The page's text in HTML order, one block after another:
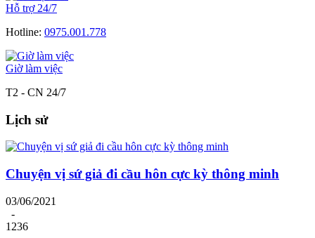
Hỗ trợ 24/7
Hotline: 0975.001.778
Giờ làm việc
T2 - CN 24/7
Lịch sử
Chuyện vị sứ giả đi cầu hôn cực kỳ thông minh
03/06/2021
-
1236